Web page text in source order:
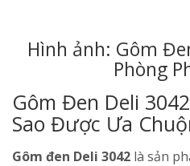
Hình ảnh: Gôm
Phòng
Gôm Đen Deli
Sao Được Ưa
Gôm đen Deli 3042 là sản